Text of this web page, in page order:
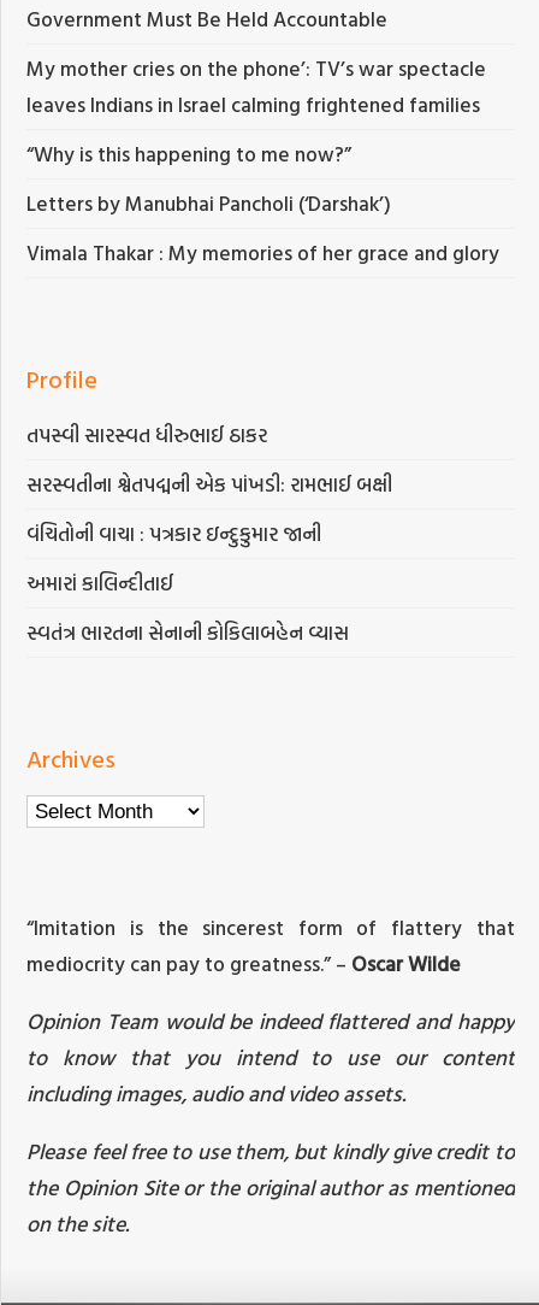
Government Must Be Held Accountable
My mother cries on the phone’: TV’s war spectacle
leaves Indians in Israel calming frightened families
“Why is this happening to me now?”
Letters by Manubhai Pancholi (‘Darshak’)
Vimala Thakar : My memories of her grace and glory
Profile
તપસ્વી સારસ્વત ધીરુભાઈ ઠાકર
સરસ્વતીના શ્વેતપદ્મની એક પાંખડી: રામભાઈ બક્ષી
વંચિતોની વાચા : પત્રકાર ઇન્દુકુમાર જાની
અમારાં કાલિન્દીતાઈ
સ્વતંત્ર ભારતના સેનાની કોકિલાબહેન વ્યાસ
Archives
Archives
“Imitation is the sincerest form of flattery that
mediocrity can pay to greatness.” – Oscar Wilde
Opinion Team would be indeed flattered and happy
to know that you intend to use our content
including images, audio and video assets.
Please feel free to use them, but kindly give credit to
the Opinion Site or the original author as mentioned
on the site.